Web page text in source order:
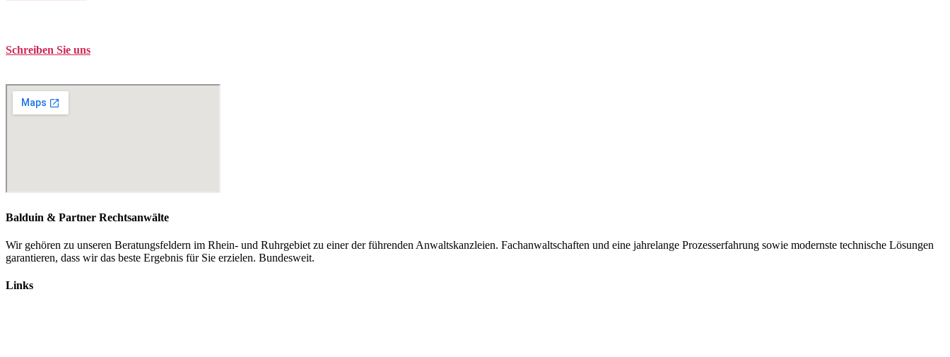
Schreiben Sie uns
Balduin & Partner Rechtsanwälte
Wir gehören zu unseren Beratungsfeldern im Rhein- und Ruhrgebiet zu einer der führenden Anwaltskanzleien. Fachanwaltschaften und eine jahrelange Prozesserfahrung sowie modernste technische Lösungen
garantieren, dass wir das beste Ergebnis für Sie erzielen. Bundesweit.
Links